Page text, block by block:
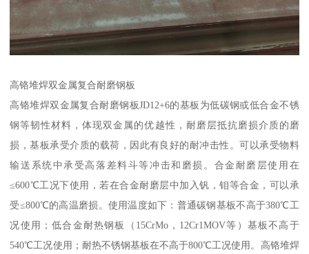
高铬堆焊双金属复合耐磨钢板
高铬堆焊双金属复合耐磨钢板JD12+6的基板为低碳钢或低合金不锈
钢等韧性材料，体现双金属的优越性，耐磨层抵抗磨损介质的磨
损，基板承受介质的载荷，因此有良好的耐冲击性。可以承受物料
输送系统中承受高落差料斗等冲击和磨损。合金耐磨层使用在
≤600℃工况下使用，若在合金耐磨层中加入钒，钼等合金，可以承
受≤800℃的高温磨损。使用温度如下：普通碳钢基板不高于380℃工
况使用；低合金耐热钢板（15CrMo，12Cr1MOV等）基板不高于
540℃工况使用；耐热不锈钢基板在不高于800℃工况使用。高铬堆焊